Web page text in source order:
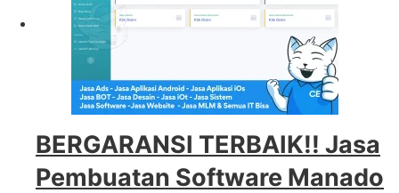
BERGARANSI TERBAIK!! Jasa
Pembuatan Software Manado